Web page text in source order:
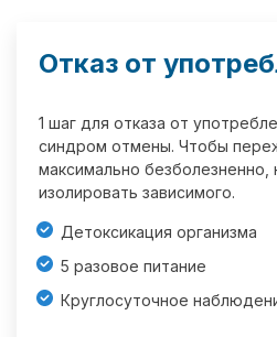
Отказ от
1 шаг для отказа от
синдром отмены. Чтобы
максимально
изолировать зависимого.
Детоксикация организма
5 разовое питание
Круглосуточное